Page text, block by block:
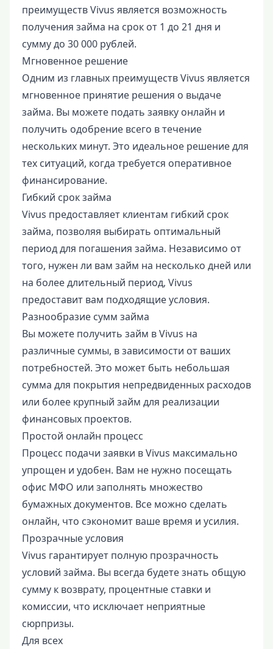
преимуществ Vivus является возможность
получения займа на срок от 1 до 21 дня и
сумму до 30 000 рублей.
Мгновенное решение
Одним из главных преимуществ Vivus является
мгновенное принятие решения о выдаче
займа. Вы можете подать заявку онлайн и
получить одобрение всего в течение
нескольких минут. Это идеальное решение для
тех ситуаций, когда требуется оперативное
финансирование.
Гибкий срок займа
Vivus предоставляет клиентам гибкий срок
займа, позволяя выбирать оптимальный
период для погашения займа. Независимо от
того, нужен ли вам займ на несколько дней или
на более длительный период, Vivus
предоставит вам подходящие условия.
Разнообразие сумм займа
Вы можете получить займ в Vivus на
различные суммы, в зависимости от ваших
потребностей. Это может быть небольшая
сумма для покрытия непредвиденных расходов
или более крупный займ для реализации
финансовых проектов.
Простой онлайн процесс
Процесс подачи заявки в Vivus максимально
упрощен и удобен. Вам не нужно посещать
офис МФО или заполнять множество
бумажных документов. Все можно сделать
онлайн, что сэкономит ваше время и усилия.
Прозрачные условия
Vivus гарантирует полную прозрачность
условий займа. Вы всегда будете знать общую
сумму к возврату, процентные ставки и
комиссии, что исключает неприятные
сюрпризы.
Для всех